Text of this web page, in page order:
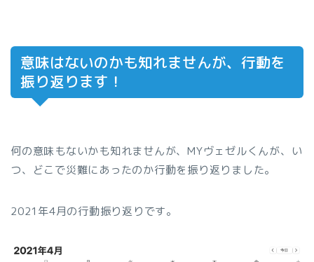
意味はないのかも知れませんが、行動を
振り返ります！
何の意味もないかも知れませんが、MYヴェゼルくんが、い
つ、どこで災難にあったのか行動を振り返りました。
2021年4月の行動振り返りです。